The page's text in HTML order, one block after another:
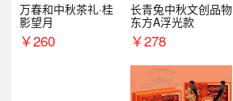
万春和中秋茶礼·桂
影望月
￥260
长青兔中秋文创品物
东方A浮光款
￥278